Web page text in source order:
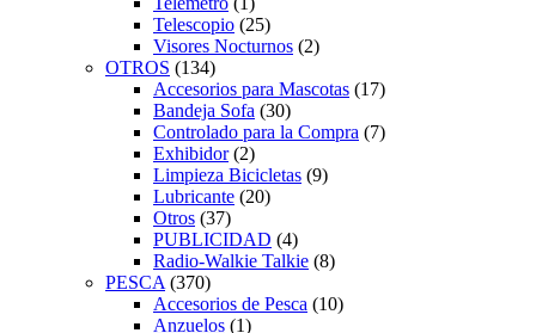
Telescopio (25)
Visores Nocturnos (2)
OTROS (134)
Accesorios para Mascotas (17)
Bandeja Sofa (30)
Controlado para la Compra (7)
Exhibidor (2)
Limpieza Bicicletas (9)
Lubricante (20)
Otros (37)
PUBLICIDAD (4)
Radio-Walkie Talkie (8)
PESCA (370)
Accesorios de Pesca (10)
Anzuelos (1)